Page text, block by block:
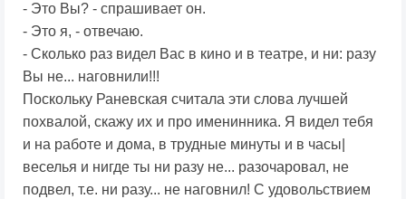
- Это Вы? - спрашивает он.
- Это я, - отвечаю.
- Сколько раз видел Вас в кино и в театре, и ни: разу
Вы не... наговнили!!!
Поскольку Раневская считала эти слова лучшей
похвалой, скажу их и про именинника. Я видел тебя
и на работе и дома, в трудные минуты и в часы|
веселья и нигде ты ни разу не... разочаровал, не
подвел, т.е. ни разу... не наговнил! С удовольствием